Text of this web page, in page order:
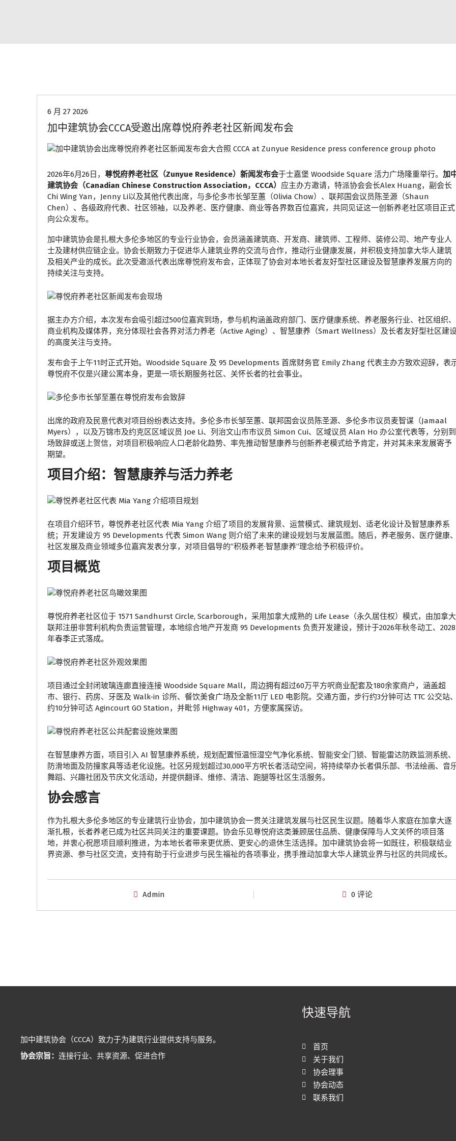
6 月 27 2026
加中建筑协会CCCA受邀出席尊悦府养老社区新闻发布会
2026年6月26日， 尊悦府养老社区（Zunyue Residence）新闻发布会于士嘉堡 Woodside Square 活力广场隆重举行。 加
建筑协会（Canadian Chinese Construction Association，CCCA） 应主办方邀请，特派协会会长Alex Huang，副会长
Chi Wing Yan，Jenny Li以及其他代表出席，与多伦多市长邹至蕙（Olivia Chow）、联邦国会议员陈圣源（Shaun
Chen）、各级政府代表、社区领袖，以及养老、医疗健康、商业等各界数百位嘉宾，共同见证这一创新养老社区项目正式
向公众发布。
加中建筑协会是扎根大多伦多地区的专业行业协会，会员涵盖建筑商、开发商、建筑师、工程师、装修公司、地产专业人
士及建材供应链企业。协会长期致力于促进华人建筑业界的交流与合作，推动行业健康发展，并积极支持加拿大华人建筑
及相关产业的成长。此次受邀派代表出席尊悦府发布会，正体现了协会对本地长者友好型社区建设及智慧康养发展方向的
持续关注与支持。
据主办方介绍，本次发布会吸引超过500位嘉宾到场，参与机构涵盖政府部门、医疗健康系统、养老服务行业、社区组织、
商业机构及媒体界，充分体现社会各界对活力养老（Active Aging）、智慧康养（Smart Wellness）及长者友好型社区建
的高度关注与支持。
发布会于上午11时正式开始。Woodside Square 及 95 Developments 首席财务官 Emily Zhang 代表主办方致欢迎辞，表
尊悦府不仅是兴建公寓本身，更是一项长期服务社区、关怀长者的社会事业。
出席的政府及民意代表对项目纷纷表达支持。多伦多市长邹至蕙、联邦国会议员陈圣源、多伦多市议员麦智谋（Jamaal
Myers），以及万锦市及约克区区域议员 Joe Li、列治文山市市议员 Simon Cui、区域议员 Alan Ho 办公室代表等，分别到
场致辞或送上贺信，对项目积极响应人口老龄化趋势、率先推动智慧康养与创新养老模式给予肯定，并对其未来发展寄予
期望。
项目介绍：智慧康养与活力养老
在项目介绍环节，尊悦养老社区代表 Mia Yang 介绍了项目的发展背景、运营模式、建筑规划、适老化设计及智慧康养系
统；开发建设方 95 Developments 代表 Simon Wang 则介绍了未来的建设规划与发展蓝图。随后，养老服务、医疗健康
社区发展及商业领域多位嘉宾发表分享，对项目倡导的”积极养老·智慧康养”理念给予积极评价。
项目概览
尊悦府养老社区位于 1571 Sandhurst Circle, Scarborough，采用加拿大成熟的 Life Lease（永久居住权）模式，由加拿大
联邦注册非营利机构负责运营管理，本地综合地产开发商 95 Developments 负责开发建设，预计于2026年秋冬动工、2028
年春季正式落成。
项目通过全封闭玻璃连廊直接连接 Woodside Square Mall，周边拥有超过60万平方呎商业配套及180余家商户，涵盖超
市、银行、药房、牙医及 Walk-in 诊所、餐饮美食广场及全新11厅 LED 电影院。交通方面，步行约3分钟可达 TTC 公交站
约10分钟可达 Agincourt GO Station，并毗邻 Highway 401，方便家属探访。
在智慧康养方面，项目引入 AI 智慧康养系统，规划配置恒温恒湿空气净化系统、智能安全门锁、智能雷达防跌监测系统、
防滑地面及防撞家具等适老化设施。社区另规划超过30,000平方呎长者活动空间，将持续举办长者俱乐部、书法绘画、音
舞蹈、兴趣社团及节庆文化活动，并提供翻译、维修、清洁、跑腿等社区生活服务。
协会感言
作为扎根大多伦多地区的专业建筑行业协会，加中建筑协会一贯关注建筑发展与社区民生议题。随着华人家庭在加拿大逐
渐扎根，长者养老已成为社区共同关注的重要课题。协会乐见尊悦府这类兼顾居住品质、健康保障与人文关怀的项目落
地，并衷心祝愿项目顺利推进，为本地长者带来更优质、更安心的退休生活选择。加中建筑协会将一如既往，积极联结业
界资源、参与社区交流，支持有助于行业进步与民生福祉的各项事业，携手推动加拿大华人建筑业界与社区的共同成长。
Admin 0 评论
加中建筑协会（CCCA）致力于为建筑行业提供支持与服务。
协会宗旨： 连接行业、共享资源、促进合作
快速导航
首页
关于我们
协会理事
协会动态
联系我们